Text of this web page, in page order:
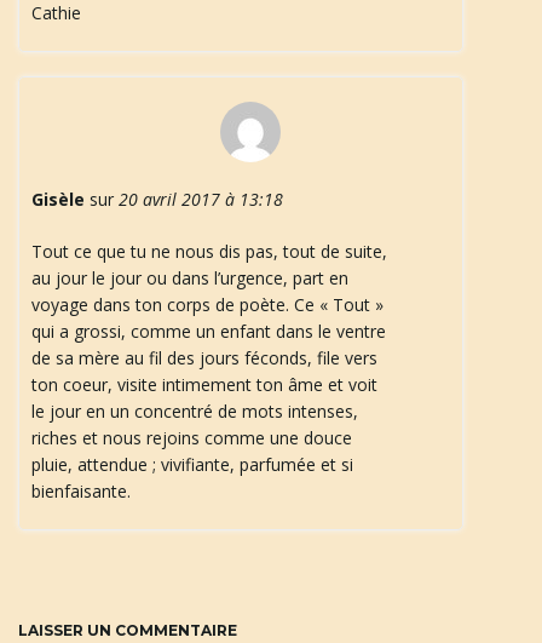
Cathie
Gisèle sur 20 avril 2017 à 13:18
Tout ce que tu ne nous dis pas, tout de suite,
au jour le jour ou dans l’urgence, part en
voyage dans ton corps de poète. Ce « Tout »
qui a grossi, comme un enfant dans le ventre
de sa mère au fil des jours féconds, file vers
ton coeur, visite intimement ton âme et voit
le jour en un concentré de mots intenses,
riches et nous rejoins comme une douce
pluie, attendue ; vivifiante, parfumée et si
bienfaisante.
LAISSER UN COMMENTAIRE